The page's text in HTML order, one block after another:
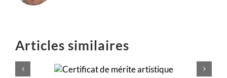
Articles similaires
mérite